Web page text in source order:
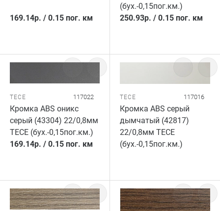
169.14р. / 0.15 пог. км
(бух.-0,15пог.км.)
250.93р. / 0.15 пог. км
TECE 117022
Кромка ABS оникс
серый (43304) 22/0,8мм
TECE (бух.-0,15пог.км.)
169.14р. / 0.15 пог. км
TECE 117016
Кромка ABS серый
дымчатый (42817)
22/0,8мм TECE
(бух.-0,15пог.км.)